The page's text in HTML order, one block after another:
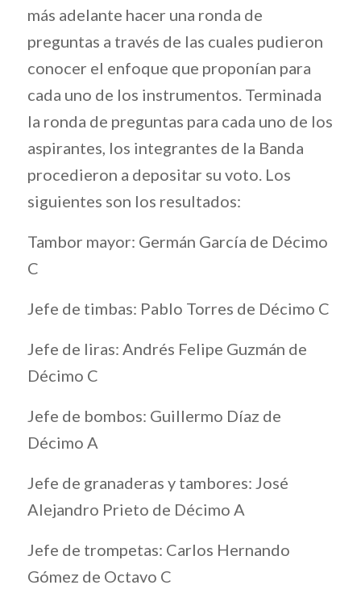
más adelante hacer una ronda de
preguntas a través de las cuales pudieron
conocer el enfoque que proponían para
cada uno de los instrumentos. Terminada
la ronda de preguntas para cada uno de los
aspirantes, los integrantes de la Banda
procedieron a depositar su voto. Los
siguientes son los resultados:
Tambor mayor: Germán García de Décimo
C
Jefe de timbas: Pablo Torres de Décimo C
Jefe de liras: Andrés Felipe Guzmán de
Décimo C
Jefe de bombos: Guillermo Díaz de
Décimo A
Jefe de granaderas y tambores: José
Alejandro Prieto de Décimo A
Jefe de trompetas: Carlos Hernando
Gómez de Octavo C